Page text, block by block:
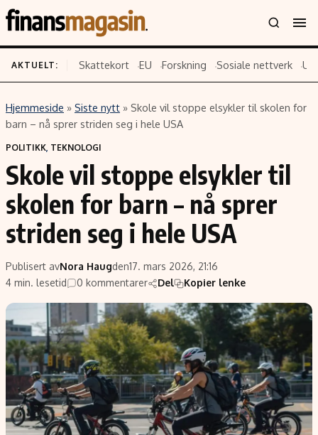
Innhold
Siste nytt
Eiendom
Energi og klima
Finans
Fritid
Verden
Emner
Økonomi
Politikk
Selskaper
Teknologi
Aksjer
Populær
Forskning
Google
Kunstig intelligens
Infrastruktur
Retningslinjer
Personvernerklæring
Annonsepolicy
Brukervilkår
Cookiepolicy
AKTUELT: Skattekort EU Forskning Sosiale nettverk
Hjemmeside » Siste nytt » Skole vil stoppe elsykler til skolen for
barn – nå sprer striden seg i hele USA
POLITIKK, TEKNOLOGI
Skole vil stoppe elsykler til
skolen for barn – nå sprer
striden seg i hele USA
Publisert avNora Haugden17. mars 2026, 21:16
4 min. lesetid
0 kommentarer Del Kopier lenke